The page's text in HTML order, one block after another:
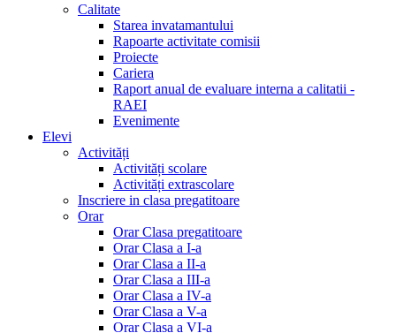
Calitate
Starea invatamantului
Rapoarte activitate comisii
Proiecte
Cariera
Raport anual de evaluare interna a calitatii -
RAEI
Evenimente
Elevi
Activități
Activități scolare
Activități extrascolare
Inscriere in clasa pregatitoare
Orar
Orar Clasa pregatitoare
Orar Clasa a I-a
Orar Clasa a II-a
Orar Clasa a III-a
Orar Clasa a IV-a
Orar Clasa a V-a
Orar Clasa a VI-a